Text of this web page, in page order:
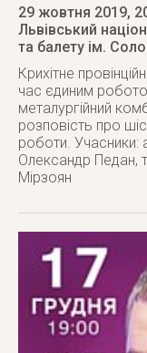
29 жовтня 2019,
Львівський
та балету ім.
Крихітне
час єдиним
металургійний
розповість про
роботи. Учасники:
Олександр Педан,
Мірзоян